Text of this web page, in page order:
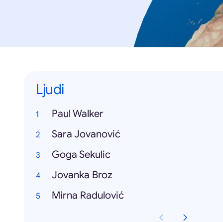
Ljudi
Paul Walker
Sara Jovanović
Goga Sekulic
Jovanka Broz
Mirna Radulović